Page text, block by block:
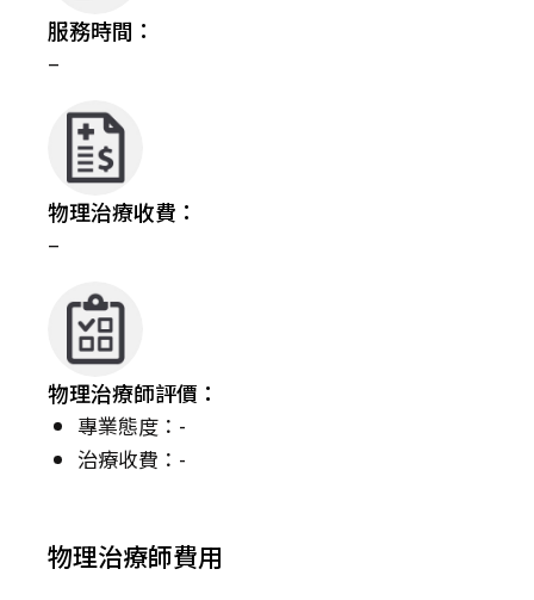
服務時間：
–
物理治療收費：
–
物理治療師評價：
專業態度：-
治療收費：-
物理治療師費用